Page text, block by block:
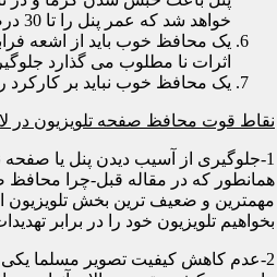
خواهد شد که عمر پنل را تا 30 درصد کاهش خواهد داد.
اثرات نا مطلوب می گذارد
یک محافظ خوب نباید بر کارکرد
نقاط قوت محافظ صفحه تلویزیون در
1-جلوگیری از آسیب دیدن پنل یا صفحه
همانطور که در مقاله قبل-چرا محافظ
مهمترین و ضعیف ترین بخش
بخواهیم تلویزیون خود را در برابر
2-عدم کاهش کیفیت تصویر مسلما یکی